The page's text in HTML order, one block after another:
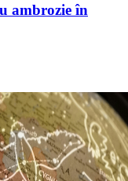
ambrozie în